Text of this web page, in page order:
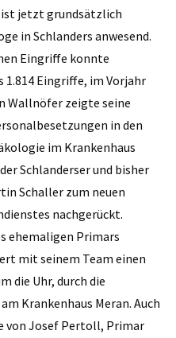
jetzt grundsätzlich
in Schlanders anwesend.
Eingriffe konnte
1.814 Eingriffe, im Vorjahr
Wallnöfer zeigte seine
in den
im Krankenhaus
Schlanderser und bisher
Schaller zum neuen
nachgerückt.
ehe­maligen Primars
mit seinem Team einen
die Uhr, durch die
Krankenhaus Meran. Auch
von Josef Pertoll, Primar